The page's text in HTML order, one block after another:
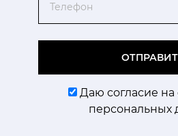
Даю согласие на
персональных